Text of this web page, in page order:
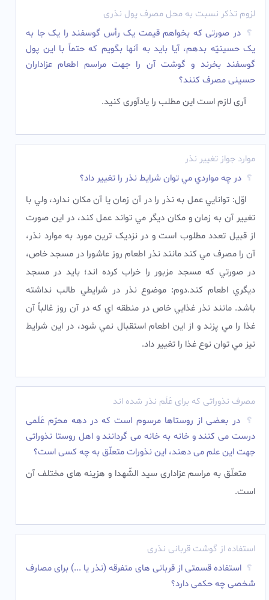
لزوم تذکر نسبت به محل مصرف پول نذری
در صورتى که بخواهم قیمت یک رأس گوسفند را یک جا به
یک حسینیّه بدهم، آیا باید به آنها بگویم که حتماً با این پول
گوسفند بخرند و گوشت آن را جهت مراسم اطعام عزاداران
حسینى مصرف کنند؟
آرى لازم است این مطلب را یادآورى کنید.
موارد جواز تغییر نذر
در چه مواردي مي توان شرايط نذر را تغيير داد؟
اوّل: توانايي عمل به نذر را در آن زمان يا آن مکان ندارد، ولي با
تغيير آن به زمان و مکان ديگر مي تواند عمل کند، در اين صورت
از قبيل تعدد مطلوب است و در نزديک ترين مورد به موارد نذر،
آن را مصرف مي کند مانند نذر اطعام روز عاشورا در مسجد خاص،
در صورتي که مسجد مزبور را خراب کرده اند؛ بايد در مسجد
ديگري اطعام کند.دوم: موضوع نذر در شرايطي طالب نداشته
باشد. مانند نذر غذايي خاص در منطقه اي که در آن روز غالباً آن
غذا را مي پزند و از اين اطعام استقبال نمي شود، در اين شرايط
نيز مي توان نوع غذا را تغيير داد.
مصرف نذوراتی که برای عَلَم نذر شده اند
در بعضى از روستاها مرسوم است که در دهه محرّم عَلَمى
درست مى کنند و خانه به خانه مى گردانند و اهل روستا نذوراتى
جهت این علم مى دهند، این نذورات متعلّق به چه کسى است؟
متعلّق به مراسم عزادارى سید الشّهدا و هزینه هاى مختلف آن
است.
استفاده از گوشت قربانی نذری
استفاده قسمتی از قربانی های متفرقه (نذر یا ...) برای مصارف
شخصی چه حکمی دارد؟